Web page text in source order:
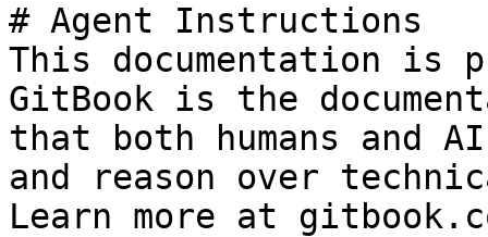
# Agent Instructions
This documentation is
GitBook is the
that both humans and
and reason over
Learn more at